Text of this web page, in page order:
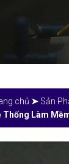
chủ ➤ Sản
Thống Làm